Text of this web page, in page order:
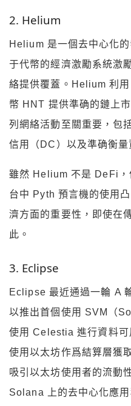
2. Helium
Helium 是一個去中心化
于代幣的經濟激勵系統激
絡提供覆蓋。Helium 利
幣 HNT 提供準确的鏈上
列網絡活動至關重要，包
信用（DC）以及準确衡量
雖然 Helium 不是 DeFi
台中 Pyth 預言機的使用
濟方面的重要性，即使在
此。
3. Eclipse
Eclipse 最近通過一輪 A
以推出首個使用 SVM（
使用 Celestia 進行資料
使用以太坊作爲結算層獲
吸引以太坊使用者的流動
Solana 上的去中心化應